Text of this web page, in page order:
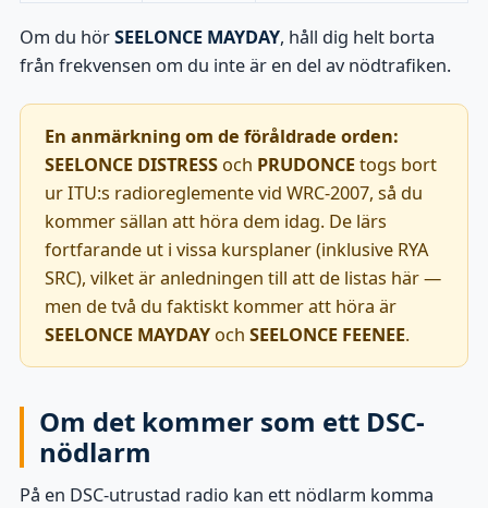
Om du hörSEELONCE MAYDAY, håll dig helt borta
från frekvensen om du inte är en del av nödtrafiken.
En anmärkning om de föråldrade orden:
SEELONCE DISTRESS och PRUDONCEtogs bort
ur ITU:s radioreglemente vid WRC-2007, så du
kommer sällan att höra dem idag. De lärs
fortfarande ut i vissa kursplaner (inklusive RYA
SRC), vilket är anledningen till att de listas här —
men de två du faktiskt kommer att höra är
SEELONCE MAYDAY och SEELONCE FEENEE.
Om det kommer som ett DSC-
nödlarm
På en DSC-utrustad radio kan ett nödlarm komma